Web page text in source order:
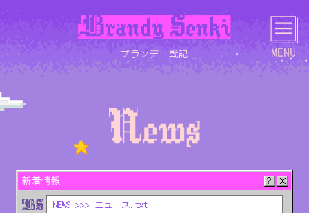
ブランデー戦記
NEWS LIVE
新着情報
NEWS >>> ニュース.txt